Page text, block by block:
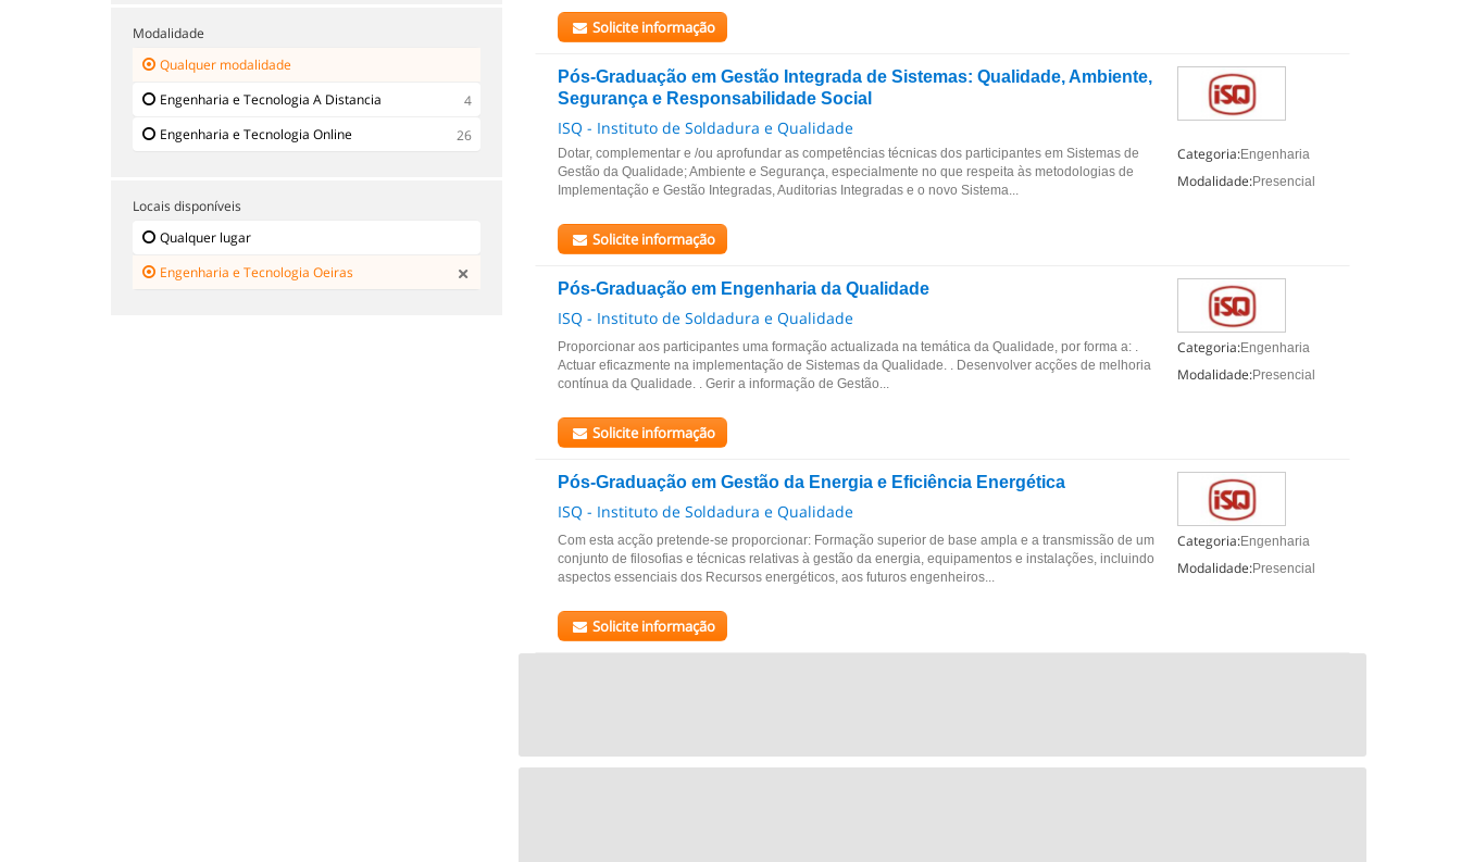
Solicite informação
Pós-Graduação em Gestão Integrada de Sistemas: Qualidade, Ambiente,
Segurança e Responsabilidade Social
ISQ - Instituto de Soldadura e Qualidade
Categoria:Engenharia
Modalidade:Presencial
Dotar, complementar e /ou aprofundar as competências técnicas dos participantes em Sistemas de
Gestão da Qualidade; Ambiente e Segurança, especialmente no que respeita às metodologias de
Implementação e Gestão Integradas, Auditorias Integradas e o novo Sistema...
Solicite informação
Pós-Graduação em Engenharia da Qualidade
ISQ - Instituto de Soldadura e Qualidade
Categoria:Engenharia
Modalidade:Presencial
Proporcionar aos participantes uma formação actualizada na temática da Qualidade, por forma a: .
Actuar eficazmente na implementação de Sistemas da Qualidade. . Desenvolver acções de melhoria
contínua da Qualidade. . Gerir a informação de Gestão...
Solicite informação
Pós-Graduação em Gestão da Energia e Eficiência Energética
ISQ - Instituto de Soldadura e Qualidade
Categoria:Engenharia
Modalidade:Presencial
Com esta acção pretende-se proporcionar: Formação superior de base ampla e a transmissão de um
conjunto de filosofias e técnicas relativas à gestão da energia, equipamentos e instalações, incluindo
aspectos essenciais dos Recursos energéticos, aos futuros engenheiros...
Solicite informação
Modalidade
Qualquer modalidade
Engenharia e Tecnologia A Distancia
4
Engenharia e Tecnologia Online
26
Locais disponíveis
Qualquer lugar
Engenharia e Tecnologia Oeiras